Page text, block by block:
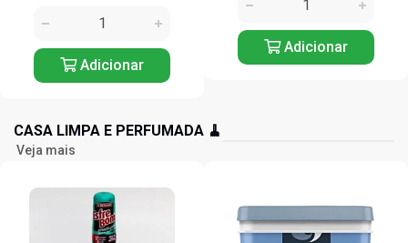
Adicionar Adicionar
CASA LIMPA E PERFUMADA 🧹
Veja mais